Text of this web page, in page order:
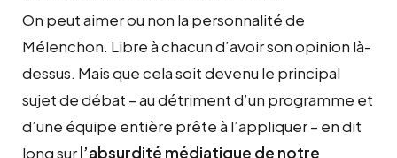
On peut aimer ou non la personnalité de
Mélenchon. Libre à chacun d’avoir son opinion là-
dessus. Mais que cela soit devenu le principal
sujet de débat – au détriment d’un programme et
d’une équipe entière prête à l’appliquer – en dit
long surl’absurdité médiatique de notre